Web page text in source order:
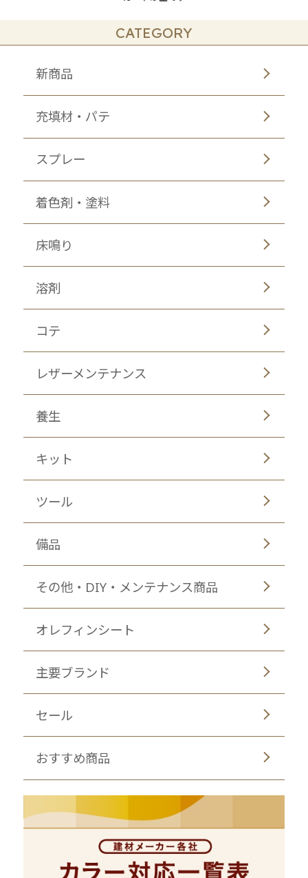
CATEGORY
新商品
充填材・パテ
スプレー
着色剤・塗料
床鳴り
溶剤
コテ
レザーメンテナンス
養生
キット
ツール
備品
その他・DIY・メンテナンス商品
オレフィンシート
主要ブランド
セール
おすすめ商品